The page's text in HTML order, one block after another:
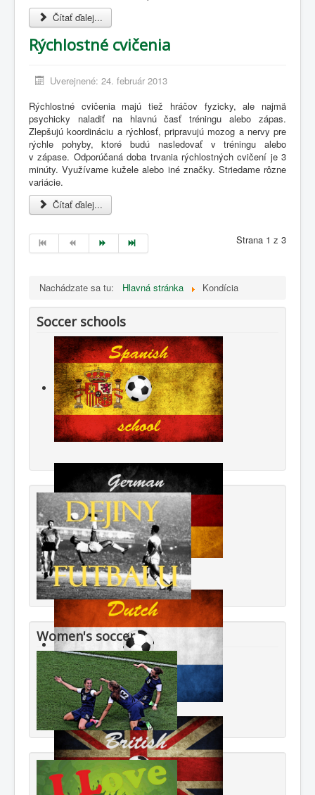
Čítať ďalej...
Rýchlostné cvičenia
Uverejnené: 24. február 2013
Rýchlostné cvičenia majú tiež hráčov fyzicky, ale najmä
psychicky naladiť na hlavnú časť tréningu alebo zápas.
Zlepšujú koordináciu a rýchlosť, pripravujú mozog a nervy pre
rýchle pohyby, ktoré budú nasledovať v tréningu alebo
v zápase. Odporúčaná doba trvania rýchlostných cvičení je 3
minúty. Využívame kužele alebo iné značky. Striedame rôzne
variácie.
Čítať ďalej...
Strana 1 z 3
Nachádzate sa tu: Hlavná stránka Kondícia
Soccer schools
Women's soccer